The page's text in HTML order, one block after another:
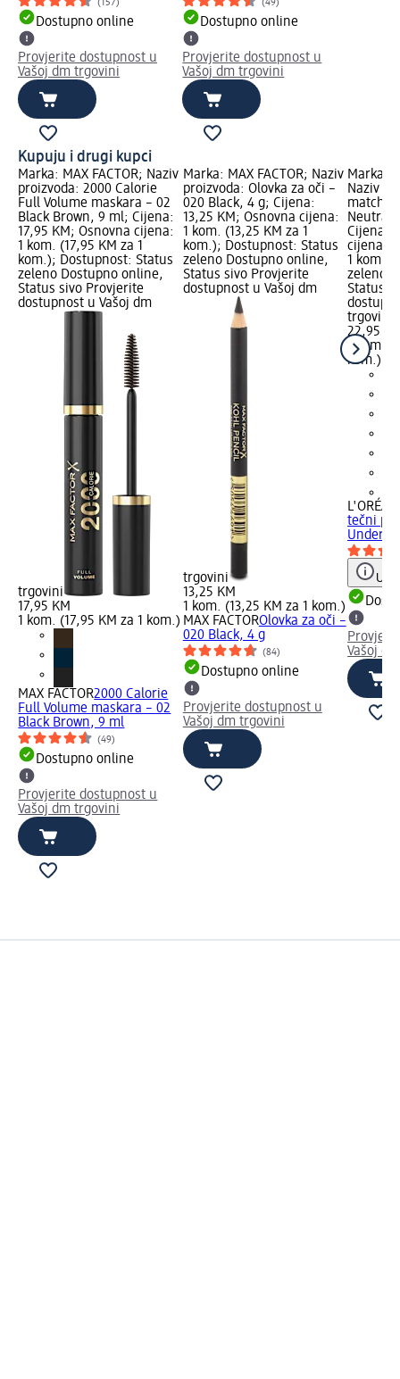
(157)
Dostupno online
Provjerite dostupnost u
Vašoj dm trgovini
(49)
Dostupno online
Provjerite dostupnost u
Vašoj dm trgovini
Kupuju i drugi kupci
Marka: MAX FACTOR; Naziv
proizvoda: 2000 Calorie
Full Volume maskara – 02
Black Brown, 9 ml; Cijena:
17,95 KM; Osnovna cijena:
1 kom. (17,95 KM za 1
kom.); Dostupnost: Status
zeleno Dostupno online,
Status sivo Provjerite
dostupnost u Vašoj dm
trgovini
17,95 KM
1 kom. (17,95 KM za 1 kom.)
MAX FACTOR2000 Calorie
Full Volume maskara – 02
Black Brown, 9 ml
(49)
Dostupno online
Provjerite dostupnost u
Vašoj dm trgovini
Marka: MAX FACTOR; Naziv
proizvoda: Olovka za oči –
020 Black, 4 g; Cijena:
13,25 KM; Osnovna cijena:
1 kom. (13,25 KM za 1
kom.); Dostupnost: Status
zeleno Dostupno online,
Status sivo Provjerite
dostupnost u Vašoj dm
trgovini
13,25 KM
1 kom. (13,25 KM za 1 kom.)
MAX FACTOROlovka za oči –
020 Black, 4 g
(84)
Dostupno online
Provjerite dostupnost u
Vašoj dm trgovini
Marka:
Naziv
match
Neutral
Cijena:
cijena: 1
1 kom.);
zeleno
Status
trgovini
22,95
1 kom.
kom.)
L'ORÉAL
tečni
Vašoj